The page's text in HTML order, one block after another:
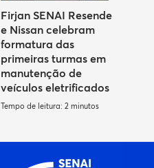
Firjan SENAI Resende
e Nissan celebram
formatura das
primeiras turmas em
manutenção de
veículos eletrificados
Tempo de leitura: 2 minutos